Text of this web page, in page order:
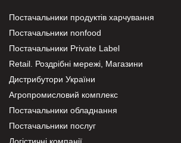
Постачальники продуктів харчування
Постачальники nonfood
Постачальники Private Label
Retail. Роздрібні мережі, Магазини
Дистрибутори України
Агропромисловий комплекс
Постачальники обладнання
Постачальники послуг
Логістичні компанії